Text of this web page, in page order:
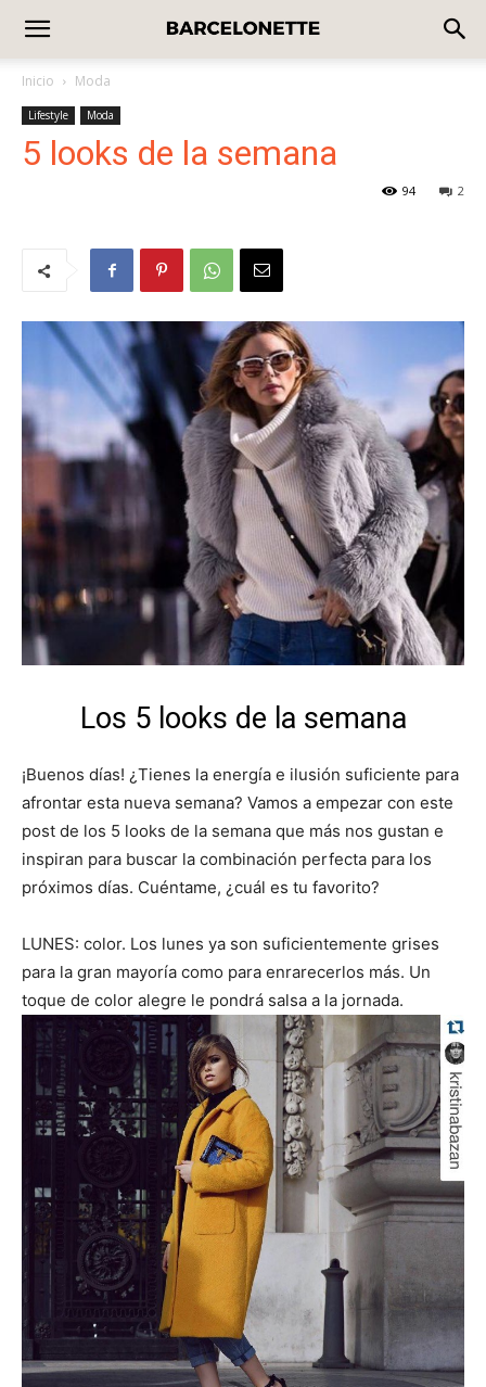
Inicio Moda
Lifestyle Moda
5 looks de la semana
2
94
Los 5 looks de la semana
¡Buenos días! ¿Tienes la energía e ilusión suficiente para
afrontar esta nueva semana? Vamos a empezar con este
post de los 5 looks de la semana que más nos gustan e
inspiran para buscar la combinación perfecta para los
próximos días. Cuéntame, ¿cuál es tu favorito?
LUNES: color. Los lunes ya son suficientemente grises
para la gran mayoría como para enrarecerlos más. Un
toque de color alegre le pondrá salsa a la jornada.